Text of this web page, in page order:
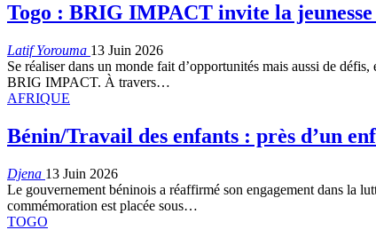
Togo : BRIG IMPACT invite la jeunesse
Latif Yorouma 13 Juin 2026
Se réaliser dans un monde fait d’opportunités mais aussi de
BRIG IMPACT. À travers…
AFRIQUE
Bénin/Travail des enfants : près d’un
Djena 13 Juin 2026
Le gouvernement béninois a réaffirmé son engagement dans la
commémoration est placée sous…
TOGO